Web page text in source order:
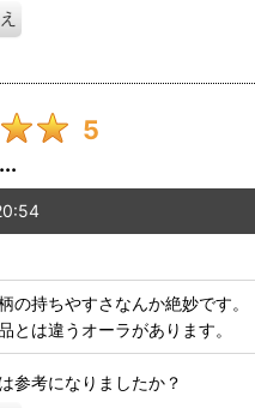
5
の持ちやすさなんか絶妙です。
とは違うオーラがあります。
参考になりましたか？